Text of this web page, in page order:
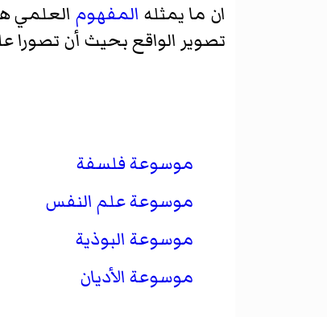
ان ما يمثله المفهومالعلمي
تصوير الواقع بحيث أن تصورا
موسوعة فلسفة
موسوعة علم النفس
موسوعة البوذية
موسوعة الأديان